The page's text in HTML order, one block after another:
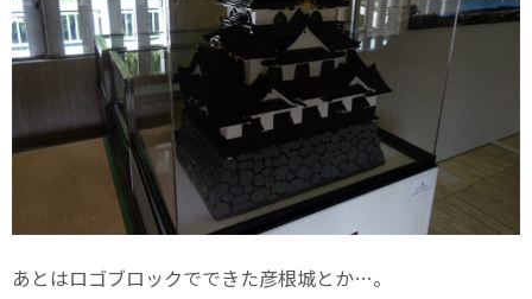
あとはロゴブロックでできた彦根城とか…。